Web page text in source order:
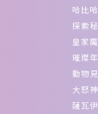
哈比
探索
皇家
璀璨
動物
大怒
薩瓦